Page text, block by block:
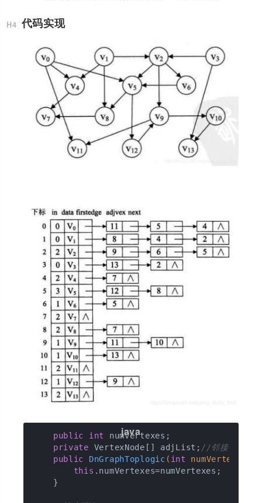
代码实现
public int
numVertexes;
private VertexNode[] adjList; //邻接顶点的
public
DnGraphToplogic ( int numVertexes)
this .numVertexes=numVertexes;
    }